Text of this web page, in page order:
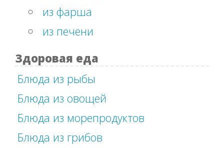
из фарша
из печени
Здоровая еда
Блюда из рыбы
Блюда из овощей
Блюда из морепродуктов
Блюда из грибов